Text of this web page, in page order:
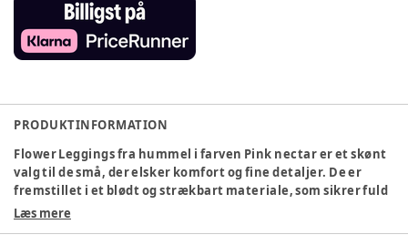
PRODUKTINFORMATION
Flower Leggings fra hummel i farven Pink nectar er et skønt
valg til de små, der elsker komfort og fine detaljer. De er
fremstillet i et blødt og strækbart materiale, som sikrer fuld
bevægelsesfrihed hele dagen. Det søde blomsterprint i
Læs mere